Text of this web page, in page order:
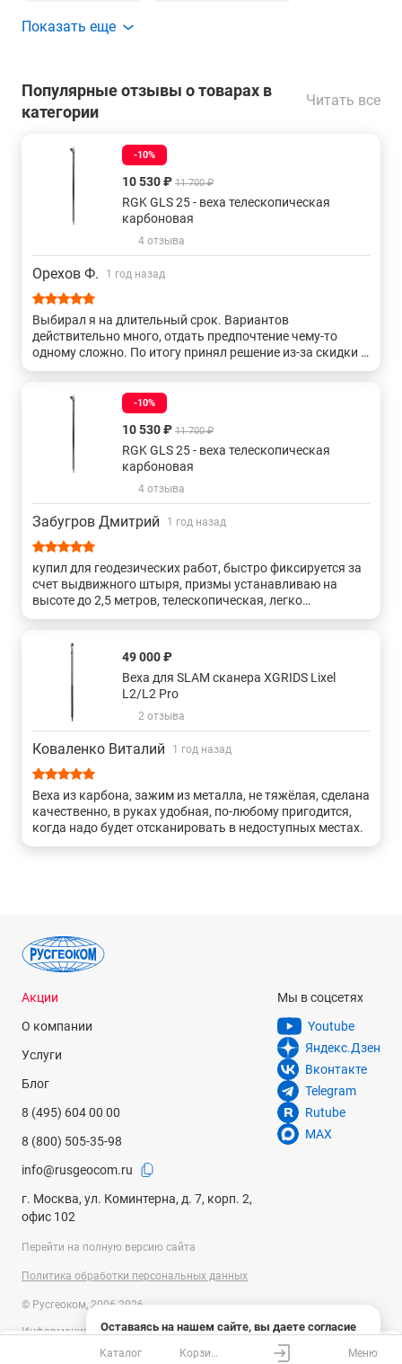
Для gnss Сборные геодезические
С кольцевым зажимом
Высотой от 2 до 3 метров
Показать еще
Популярные отзывы о товарах в
категории
Читать все
-10%
10 530 ₽ 11 700 ₽
RGK GLS 25 - веха телескопическая
карбоновая
4 отзыва
Орехов Ф. 1 год назад
Выбирал я на длительный срок. Вариантов
действительно много, отдать предпочтение чему-то
одному сложно. По итогу принял решение из-за скидки и
достаточно приличных тех параметров. Жалоб и
нет. Спасибо!
-10%
10 530 ₽ 11 700 ₽
RGK GLS 25 - веха телескопическая
карбоновая
4 отзыва
Забугров Дмитрий 1 год назад
купил для геодезических работ, быстро фиксируется за
счет выдвижного штыря, призмы устанавливаю на
высоте до 2,5 метров, телескопическая, легко
собирается
49 000 ₽
Веха для SLAM сканера XGRIDS Lixel
L2/L2 Pro
2 отзыва
Коваленко Виталий 1 год назад
Веха из карбона, зажим из металла, не тяжёлая, сделана
качественно, в руках удобная, по-любому пригодится,
когда надо будет отсканировать в недоступных местах.
Оставаясь на нашем сайте, вы даете согласие
на использование файлов cookies и сбор данных
системами веб-аналитики
Акции
О компании
Услуги
Блог
8 (495) 604 00 00
8 (800) 505-35-98
info@rusgeocom.ru
г. Москва, ул. Коминтерна, д. 7, корп. 2,
офис 102
Мы в соцсетях
Youtube
Яндекс.Дзен
Вконтакте
Telegram
Rutube
MAX
Перейти на полную версию сайта
Политика обработки персональных данных
© Русгеоком, 2006-2026
Информация на сайте носит справочный характер и не является
публичной офертой, определяемой положениями Статьи 437
Каталог Корзина Меню